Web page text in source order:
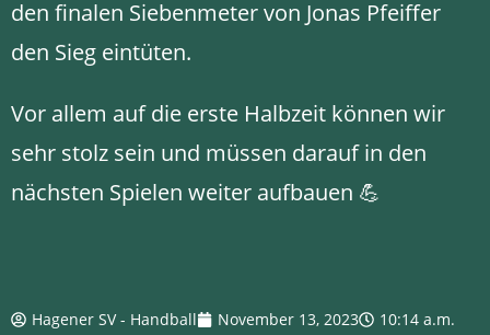
den finalen Siebenmeter von Jonas Pfeiffer
den Sieg eintüten.
Vor allem auf die erste Halbzeit können wir
sehr stolz sein und müssen darauf in den
nächsten Spielen weiter aufbauen 💪
Hagener SV - Handball November 13, 2023
10:14 a.m.